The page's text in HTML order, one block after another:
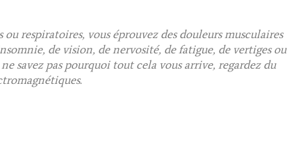
respiratoires, vous éprouvez des douleurs musculaires
de vision, de nervosité, de fatigue, de vertiges ou
savez pas pourquoi tout cela vous arrive, regardez du